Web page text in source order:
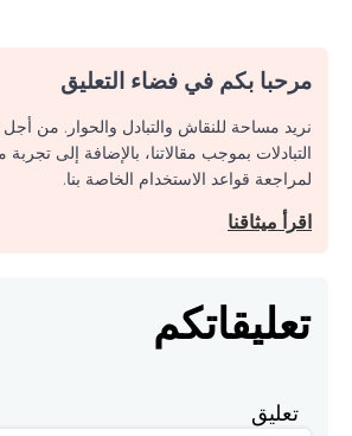
مرحبا بكم في فضاء التعليق
نريد مساحة للنقاش والتبادل والحوار. من
التبادلات بموجب مقالاتنا، بالإضافة إلى
لمراجعة قواعد الاستخدام الخاصة بنا.
اقرأ ميثاقنا
تعليقاتكم
تعليق